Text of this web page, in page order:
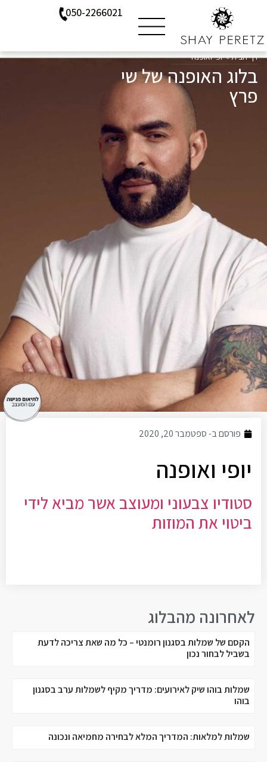
050-2266021
דף הבית»יופי ואופנה
בלוג האופנה של שי
פרץ
פורסם ב-ספטמבר 20, 2020
יופי ואופנה
סטודיו צבעוני ומעוצב אשר מביא לידי
ביטוי את המוזות
לאחרונה מהבלוג
הקסם של שמלות בסגנון רומנטי – כל מה שאת צריכה לדעת
בשביל לבחור נכון
שמלות בוהו שיק לאירועים: מדריך מקיף לשמלות ערב בסגנון
בוהו
שמלות למלאות: המדריך המלא לבחירה מחמיאה ונכונה